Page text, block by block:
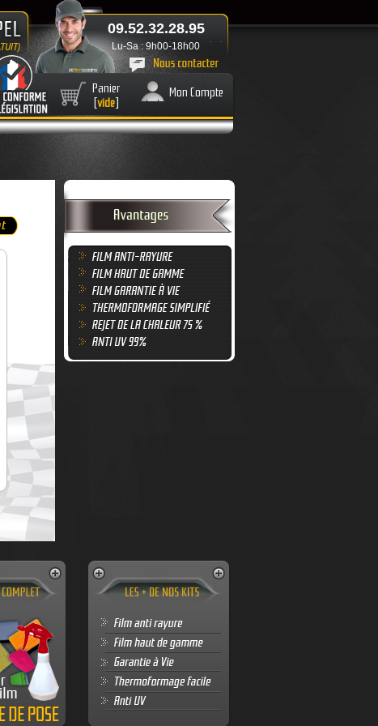
Lu-Sa : 9h00-18h00
09.52.32.28.95
Panier
[vide]
Mon Compte